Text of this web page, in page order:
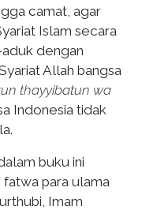
camat, agar
Islam secara
dengan
Allah bangsa
thayyibatun wa
Indonesia tidak
buku ini
para ulama
Imam